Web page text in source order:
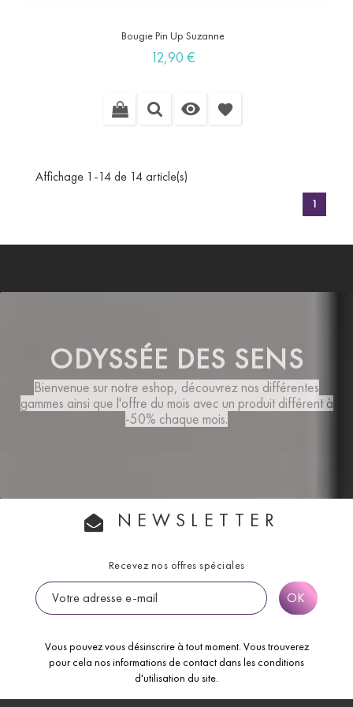
Bougie Pin Up Suzanne
Prix
12,90 €
 favorite
Affichage 1-14 de 14 article(s)
1
ODYSSÉE DES SENS
Bienvenue sur notre eshop, découvrez nos différentes
gammes ainsi que l'offre du mois avec un produit différent à
-50% chaque mois.
NEWSLETTER
Recevez nos offres spéciales
Vous pouvez vous désinscrire à tout moment. Vous trouverez
pour cela nos informations de contact dans les conditions
d'utilisation du site.